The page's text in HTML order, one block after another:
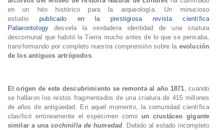
en un hito histórico para la arqueología. Un minucioso
estudio
publicado en la prestigiosa revista científica
Palaeontology
desvela la verdadera identidad de una criatura
descomunal que habitó la Tierra mucho antes de lo que se pensaba,
transformando por completo nuestra comprensión sobre la evolución
de los antiguos artrópodos.
El origen de este descubrimiento se remonta al año 1871, cuando
se hallaron los restos fragmentados de una criatura de 415 millones
de años de antigüedad. En aquel momento, la comunidad científica
clasificó erróneamente el espécimen como un crustáceo gigante
similar a una cochinilla de humedad. Debido al estado incompleto